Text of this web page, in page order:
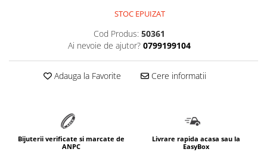
marimea 66
SETURI ARGINT
marime reglabila
STOC EPUIZAT
Cod Produs: 50361
Ai nevoie de ajutor? 0799199104
Adauga la Favorite Cere informatii
Bijuterii verificate si marcate de
ANPC
Livrare rapida acasa sau la
EasyBox